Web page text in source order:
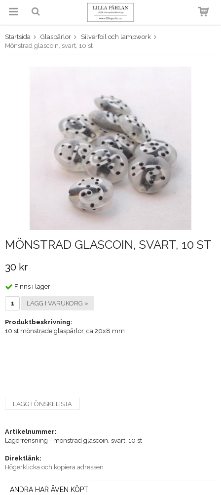
Produkten har blivit tillagd i
Startsida Glaspärlor
Silverfoil och lampwork
Mönstrad glascoin, svart, 10 st
MÖNSTRAD GLASCOIN, SVART, 10 ST
30 kr
Finns i lager
LÄGG I VARUKORG »
Produktbeskrivning:
10 st mönstrade glaspärlor, ca 20x8 mm
LÄGG I ÖNSKELISTA
Artikelnummer:
Lagerrensning - mönstrad glascoin, svart, 10 st
Direktlänk:
Högerklicka och kopiera adressen
ANDRA HAR ÄVEN KÖPT